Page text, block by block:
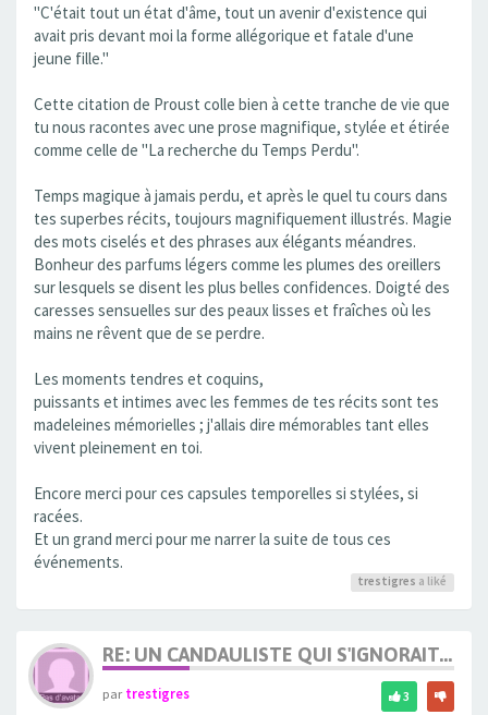
"C'était tout un état d'âme, tout un avenir d'existence qui
avait pris devant moi la forme allégorique et fatale d'une
jeune fille."
Cette citation de Proust colle bien à cette tranche de vie que
tu nous racontes avec une prose magnifique, stylée et étirée
comme celle de "La recherche du Temps Perdu".
Temps magique à jamais perdu, et après le quel tu cours dans
tes superbes récits, toujours magnifiquement illustrés. Magie
des mots ciselés et des phrases aux élégants méandres.
Bonheur des parfums légers comme les plumes des oreillers
sur lesquels se disent les plus belles confidences. Doigté des
caresses sensuelles sur des peaux lisses et fraîches où les
mains ne rêvent que de se perdre.
Les moments tendres et coquins,
puissants et intimes avec les femmes de tes récits sont tes
madeleines mémorielles ; j'allais dire mémorables tant elles
vivent pleinement en toi.
Encore merci pour ces capsules temporelles si stylées, si
racées.
Et un grand merci pour me narrer la suite de tous ces
événements.
trestigres a liké
RE: UN CANDAULISTE QUI S'IGNORAIT...
partrestigres 3